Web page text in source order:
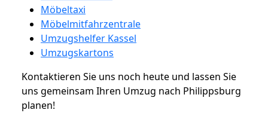
Möbeltaxi
Möbelmitfahrzentrale
Umzugshelfer Kassel
Umzugskartons
Kontaktieren Sie uns noch heute und lassen Sie
uns gemeinsam Ihren Umzug nach Philippsburg
planen!